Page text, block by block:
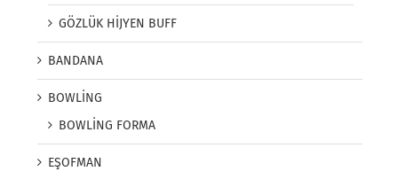
GÖZLÜK HİJYEN BUFF
BANDANA
BOWLİNG
BOWLİNG FORMA
EŞOFMAN